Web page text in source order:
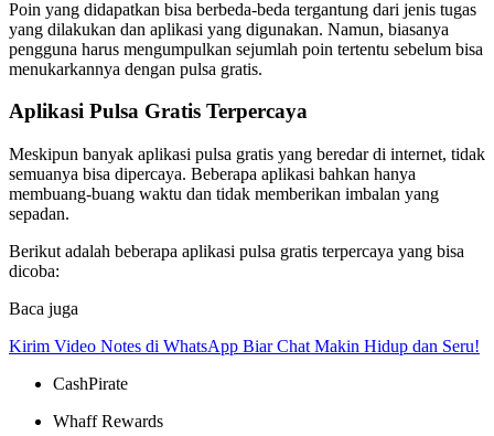
Poin yang didapatkan bisa berbeda-beda tergantung dari jenis tugas
yang dilakukan dan aplikasi yang digunakan. Namun, biasanya
pengguna harus mengumpulkan sejumlah poin tertentu sebelum bisa
menukarkannya dengan pulsa gratis.
Aplikasi Pulsa Gratis Terpercaya
Meskipun banyak aplikasi pulsa gratis yang beredar di internet, tidak
semuanya bisa dipercaya. Beberapa aplikasi bahkan hanya
membuang-buang waktu dan tidak memberikan imbalan yang
sepadan.
Berikut adalah beberapa aplikasi pulsa gratis terpercaya yang bisa
dicoba:
Baca juga
Kirim Video Notes di WhatsApp Biar Chat Makin Hidup dan Seru!
CashPirate
Whaff Rewards